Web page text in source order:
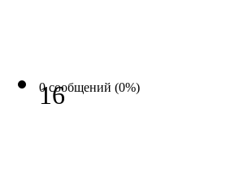
0 сообщений (0%)
16